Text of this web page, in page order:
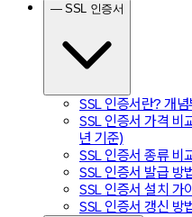
— SSL 인증서
SSL 인증서란? 개
SSL 인증서 가격 비
년 기준)
SSL 인증서 종류 비
SSL 인증서 발급 방
SSL 인증서 설치 가
SSL 인증서 갱신 방